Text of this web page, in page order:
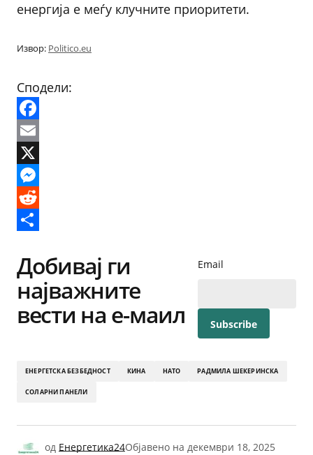
енергија е меѓу клучните приоритети.
Извор: Politico.eu
Сподели:
Facebook
Email
X
Messenger
Reddit
Добивај ги
најважните
вести на е-маил
Email
ЕНЕРГЕТСКА БЕЗБЕДНОСТ КИНА НАТО РАДМИЛА ШЕКЕРИНСКА
СОЛАРНИ ПАНЕЛИ
од Енергетика24Објавено на декември 18, 2025